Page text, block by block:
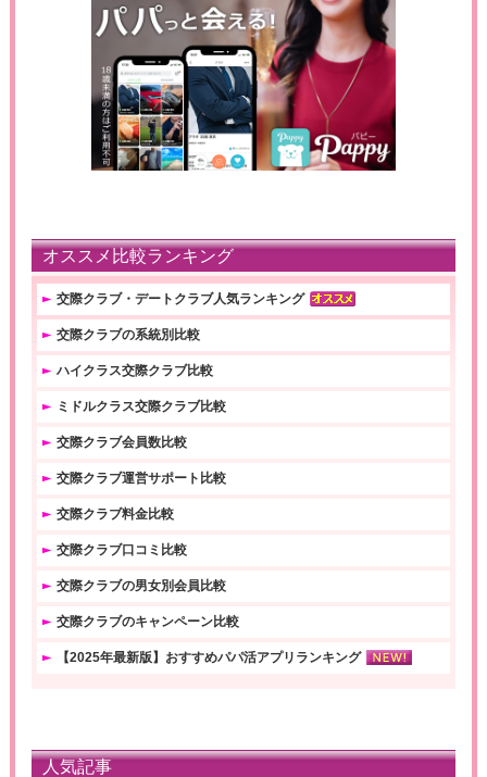
オススメ比較ランキング
交際クラブ・デートクラブ人気ランキング
交際クラブの系統別比較
ハイクラス交際クラブ比較
ミドルクラス交際クラブ比較
交際クラブ会員数比較
交際クラブ運営サポート比較
交際クラブ料金比較
交際クラブ口コミ比較
交際クラブの男女別会員比較
交際クラブのキャンペーン比較
【2025年最新版】おすすめパパ活アプリランキング
人気記事